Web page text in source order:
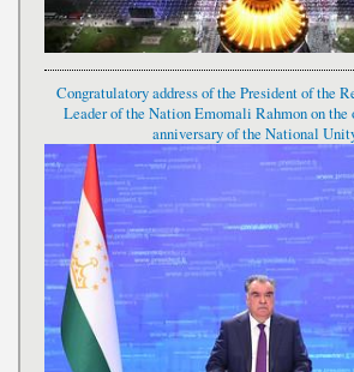
Congratulatory address of the President of the
Leader of the Nation Emomali Rahmon on the
anniversary of the National